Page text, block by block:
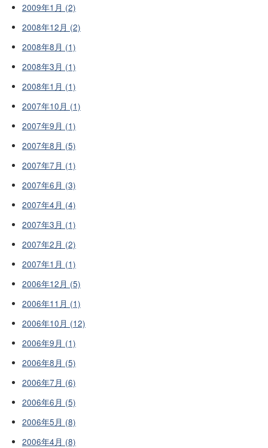
2009年1月 (2)
2008年12月 (2)
2008年8月 (1)
2008年3月 (1)
2008年1月 (1)
2007年10月 (1)
2007年9月 (1)
2007年8月 (5)
2007年7月 (1)
2007年6月 (3)
2007年4月 (4)
2007年3月 (1)
2007年2月 (2)
2007年1月 (1)
2006年12月 (5)
2006年11月 (1)
2006年10月 (12)
2006年9月 (1)
2006年8月 (5)
2006年7月 (6)
2006年6月 (5)
2006年5月 (8)
2006年4月 (8)